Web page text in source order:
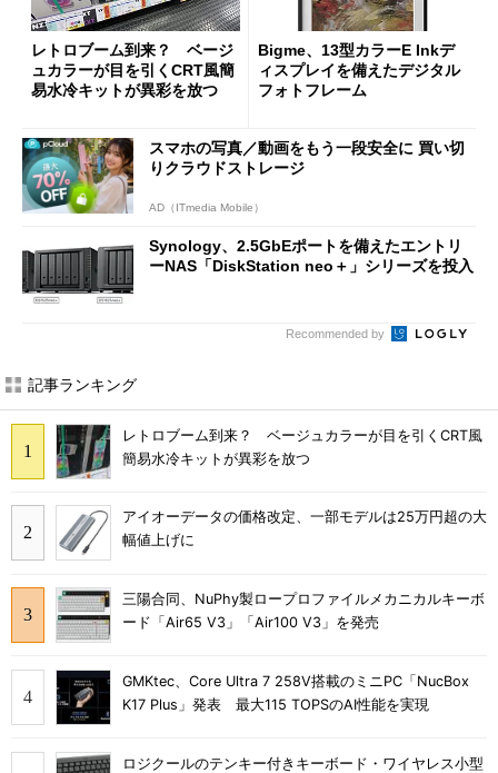
レトロブーム到来？ ベージ
ュカラーが目を引くCRT風簡
易水冷キットが異彩を放つ
Bigme、13型カラーE Inkデ
ィスプレイを備えたデジタル
フォトフレーム
スマホの写真／動画をもう一段安全に 買い切
りクラウドストレージ
AD（ITmedia Mobile）
Synology、2.5GbEポートを備えたエントリ
ーNAS「DiskStation neo＋」シリーズを投入
Recommended by
記事ランキング
レトロブーム到来？ ベージュカラーが目を引くCRT風
簡易水冷キットが異彩を放つ
アイオーデータの価格改定、一部モデルは25万円超の大
幅値上げに
三陽合同、NuPhy製ロープロファイルメカニカルキーボ
ード「Air65 V3」「Air100 V3」を発売
GMKtec、Core Ultra 7 258V搭載のミニPC「NucBox
K17 Plus」発表 最大115 TOPSのAI性能を実現
ロジクールのテンキー付きキーボード・ワイヤレス小型